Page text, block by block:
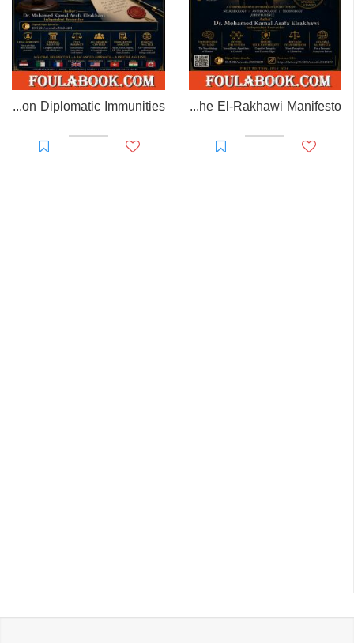
Prisoner of Perception: The El-Rakhawi Manifesto
EL-RAKHAWI MONOGRAPH on Diplomatic Immunities